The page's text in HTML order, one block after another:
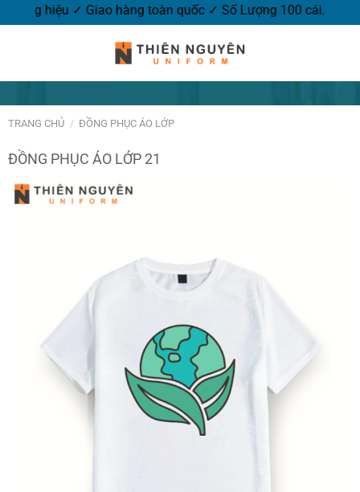
thương hiệu ✓ Giao hàng toàn quốc ✓ Số Lượng 100 cái.
TRANG CHỦ / ĐỒNG PHỤC ÁO LỚP
ĐỒNG PHỤC ÁO LỚP 21